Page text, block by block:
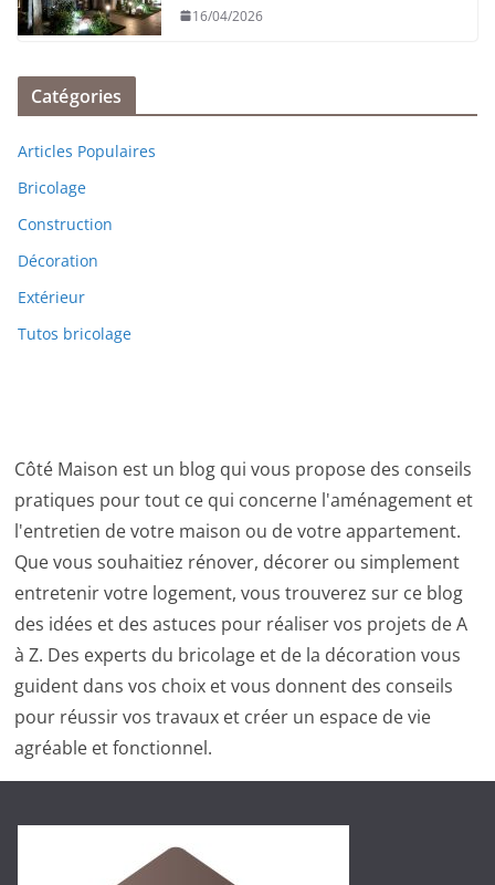
16/04/2026
Catégories
Articles Populaires
Bricolage
Construction
Décoration
Extérieur
Tutos bricolage
Côté Maison est un blog qui vous propose des conseils
pratiques pour tout ce qui concerne l'aménagement et
l'entretien de votre maison ou de votre appartement.
Que vous souhaitiez rénover, décorer ou simplement
entretenir votre logement, vous trouverez sur ce blog
des idées et des astuces pour réaliser vos projets de A
à Z. Des experts du bricolage et de la décoration vous
guident dans vos choix et vous donnent des conseils
pour réussir vos travaux et créer un espace de vie
agréable et fonctionnel.